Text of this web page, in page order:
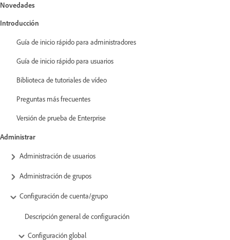
Novedades
Introducción
Guía de inicio rápido para administradores
Guía de inicio rápido para usuarios
Biblioteca de tutoriales de vídeo
Preguntas más frecuentes
Versión de prueba de Enterprise
Administrar
Administración de usuarios
Administración de grupos
Configuración de cuenta/grupo
Descripción general de configuración
Configuración global